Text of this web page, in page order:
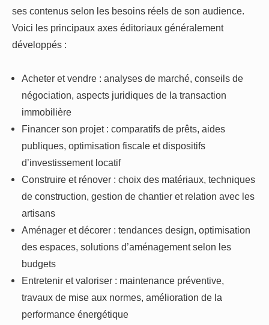
ses contenus selon les besoins réels de son audience.
Voici les principaux axes éditoriaux généralement
développés :
Acheter et vendre : analyses de marché, conseils de
négociation, aspects juridiques de la transaction
immobilière
Financer son projet : comparatifs de prêts, aides
publiques, optimisation fiscale et dispositifs
d’investissement locatif
Construire et rénover : choix des matériaux, techniques
de construction, gestion de chantier et relation avec les
artisans
Aménager et décorer : tendances design, optimisation
des espaces, solutions d’aménagement selon les
budgets
Entretenir et valoriser : maintenance préventive,
travaux de mise aux normes, amélioration de la
performance énergétique